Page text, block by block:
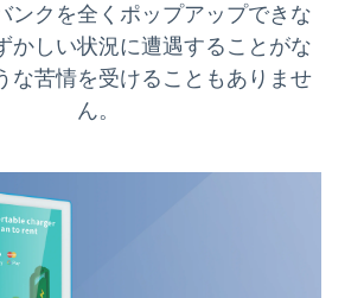
ンクを全くポップアップできな
かしい状況に遭遇することがな
な苦情を受けることもありませ
ん。